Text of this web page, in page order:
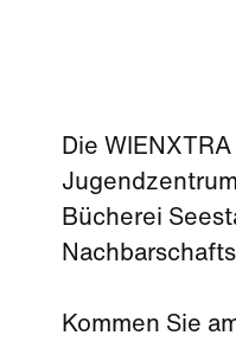
Die
Bücherei
Kommen Sie